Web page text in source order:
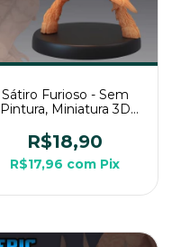
Sátiro Furioso - Sem
Pintura, Miniatura 3D
Mesa
R$18,90
R$17,96 com Pix